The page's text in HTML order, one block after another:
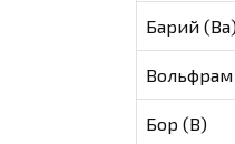
Барий
Бор (В)